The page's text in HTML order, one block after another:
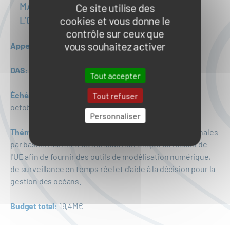
Ce site utilise des
cookies et vous donne le
contrôle sur ceux que
vous souhaitez activer
Tout accepter
Tout refuser
Personnaliser
MARITIME DU JUMEAU NUMÉRIQUE DE
L’OCÉAN
Appel: HORIZON-MISS-2026-03-OCEAN-05
DAS: 5
Échéance:
1ère étape - 14 avril 2026 ; 2ème étape - 8
octobre 2026
Thématique:
Développement des composantes régionales
par bassin maritime du Jumeau numérique de l’océan de
l'UE afin de fournir des outils de modélisation numérique,
de surveillance en temps réel et d'aide à la décision pour la
gestion des océans.
Budget total:19,4M€